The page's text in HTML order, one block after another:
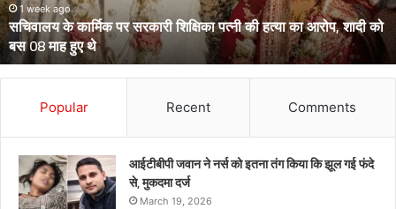
की
हत्या
का
आरोप,
शादी
08
1 week ago
सचिवालय के कार्मिक पर सरकारी शिक्षिका पत्नी की हत्या का आरोप, शादी को
बस 08 माह हुए थे
Popular Recent Comments
आईटीबीपी जवान ने नर्स को इतना तंग किया कि झूल गई फंदे
से, मुकदमा दर्ज
March 19, 2026